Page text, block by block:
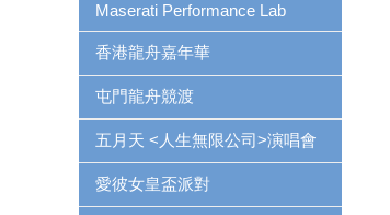
Maserati Performance Lab
香港龍舟嘉年華
屯門龍舟競渡
五月天 <人生無限公司>演唱會
愛彼女皇盃派對